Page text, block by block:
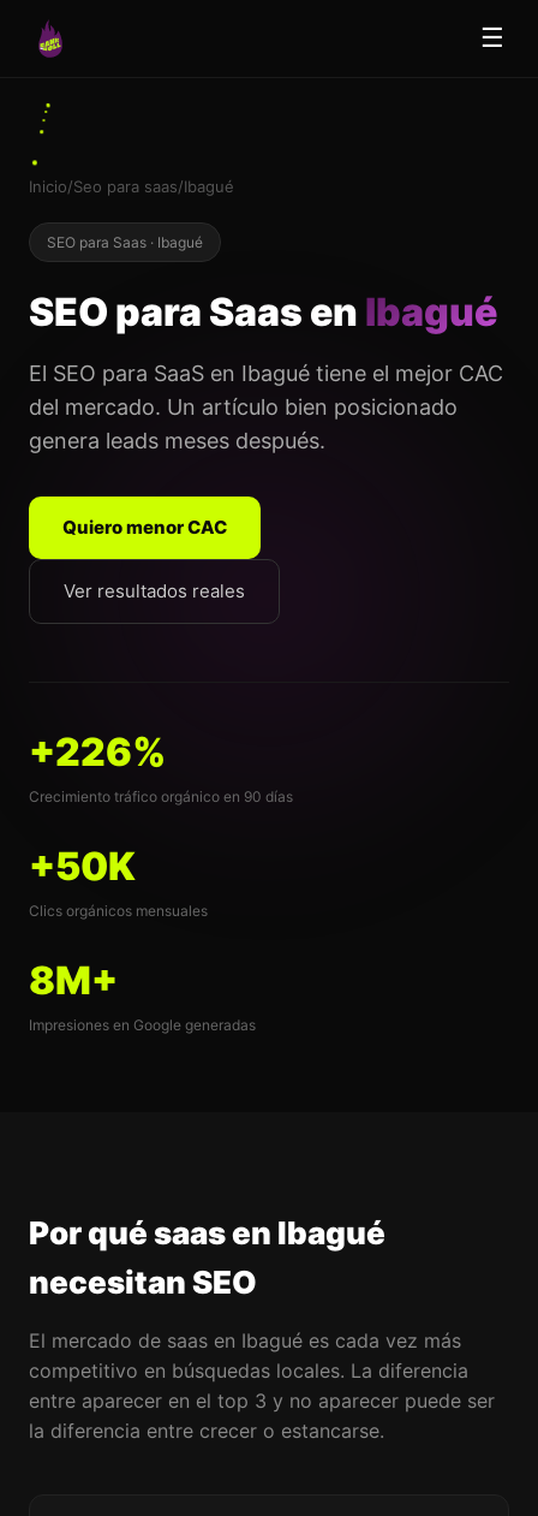
☰
Inicio/Seo para saas/Ibagué
SEO para Saas · Ibagué
SEO para Saas en Ibagué
El SEO para SaaS en Ibagué tiene el mejor CAC
del mercado. Un artículo bien posicionado
genera leads meses después.
Quiero menor CAC
Ver resultados reales
+226%
Crecimiento tráfico orgánico en 90 días
+50K
Clics orgánicos mensuales
8M+
Impresiones en Google generadas
Por qué saas en Ibagué
necesitan SEO
El mercado de saas en Ibagué es cada vez más
competitivo en búsquedas locales. La diferencia
entre aparecer en el top 3 y no aparecer puede ser
la diferencia entre crecer o estancarse.